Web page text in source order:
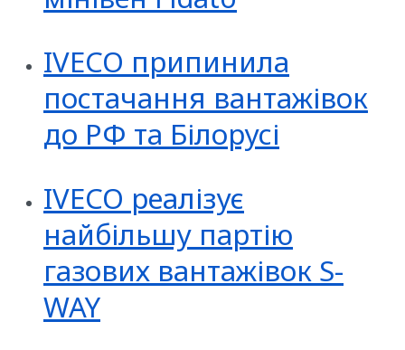
IVECO припинила
постачання вантажівок
до РФ та Білорусі
IVECO реалізує
найбільшу партію
газових вантажівок S-
WAY